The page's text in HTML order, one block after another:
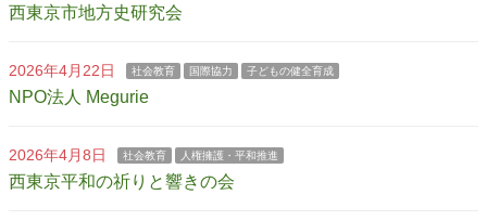
西東京市地方史研究会
2026年4月22日 社会教育 国際協力 子どもの健全育成
NPO法人 Megurie
2026年4月8日 社会教育 人権擁護・平和推進
西東京平和の祈りと響きの会